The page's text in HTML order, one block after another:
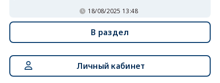
18/08/2025 13:48
В раздел
Личный кабинет